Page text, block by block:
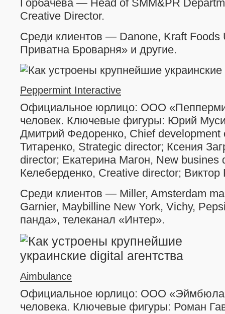
Горбачева — Head of SMM&PR
Creative Director.
Среди клиентов — Danone, Kraft
Приватна Броварня» и другие.
Peppermint Interactive
Официальное юрлицо: ООО
человек. Ключевые фигуры: Юрий
Дмитрий Федоренко, Chief development
Титаренко, Strategic director; Ксения
director; Екатерина Магон, New busines
Келеберденко, Creative director;
Среди клиентов — Miller, Amsterdam
Garnier, Maybilline New York, Vichy,
панда», телеканал «Интер».
Aimbulance
Официальное юрлицо: ООО
человека. Ключевые фигуры: Роман